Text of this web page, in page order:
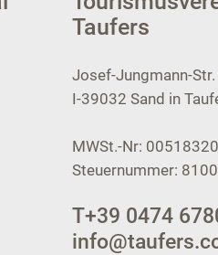
Taufers
Josef-Jungmann-Str.
I-39032 Sand in
MWSt.-Nr:
Steuernummer:
T+39 0474